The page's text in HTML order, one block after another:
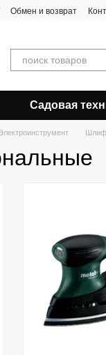
Обмен и возврат
Садовая